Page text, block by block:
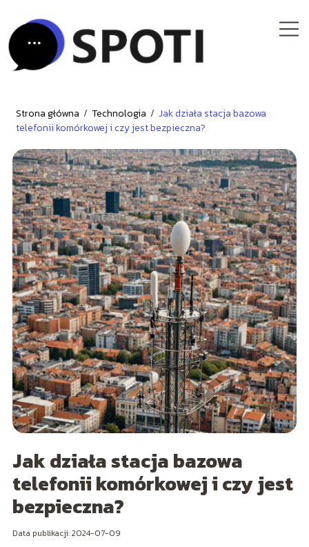
Strona główna / Technologia / Jak działa stacja bazowa
telefonii komórkowej i czy jest bezpieczna?
Jak działa stacja bazowa
telefonii komórkowej i czy jest
bezpieczna?
Data publikacji: 2024-07-09